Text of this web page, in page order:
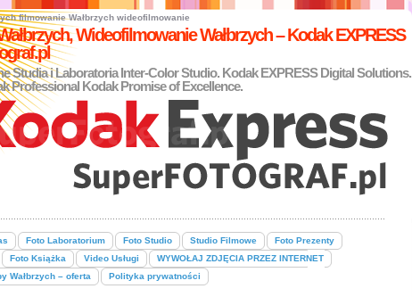
filmowanie Wałbrzych wideofilmowanie
Wideofilmowanie Wałbrzych – Kodak EXPRESS
Studia i Laboratoria Inter-Color Studio. Kodak EXPRESS Digital Solutions.
Professional Kodak Promise of Excellence.
Foto Laboratorium Foto Studio Studio Filmowe
Foto Prezenty
Foto Książka Video Usługi
WYWOŁAJ ZDJĘCIA PRZEZ INTERNET
Wałbrzych – oferta
Polityka prywatności